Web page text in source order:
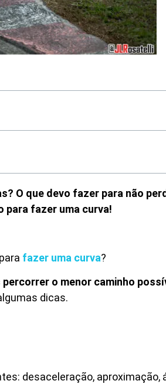
O que devo fazer para não
para fazer uma curva!
fazer uma curva?
o menor caminho
dicas.
desaceleração, aproximação,